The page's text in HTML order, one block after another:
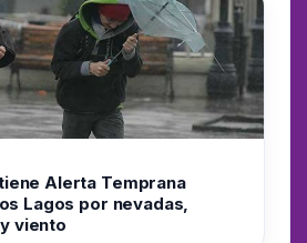
Alerta Temprana
Lagos por nevadas,
viento